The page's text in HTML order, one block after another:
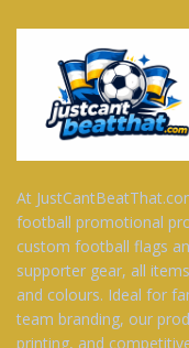
At
football promotional
custom football flags
supporter gear, all
and colours. Ideal for
team branding, our
printing, and